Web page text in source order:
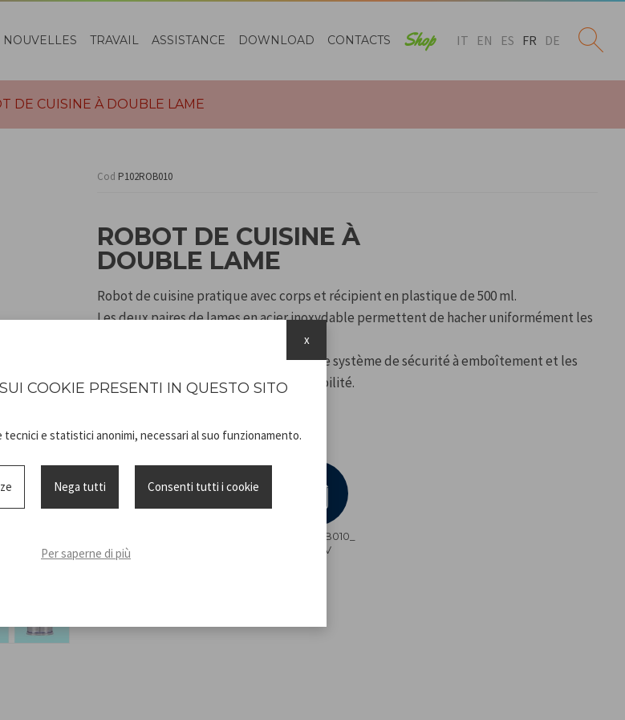
NOUVELLES TRAVAIL ASSISTANCE DOWNLOAD CONTACTS Shop IT EN ES FR DE
DE CUISINE À DOUBLE LAME
Cod P102ROB010
ROBOT DE CUISINE À
DOUBLE LAME
Robot de cuisine pratique avec corps et récipient en plastique de 500 ml.
Les deux paires de lames en acier inoxydable permettent de hacher uniformément les
Peut être utilisé avec une seule lame. Le système de sécurité à emboîtement et les
pieds antidérapants garantissent la stabilité.
sheet
P102ROB010_
ADV
COOKIE PRESENTI IN QUESTO SITO
e statistici anonimi, necessari al suo funzionamento.
Nega tutti Consenti tutti i cookie
Per saperne di più
x